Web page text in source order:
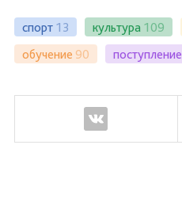
спорт 13 культура 109
обучение 90 поступление